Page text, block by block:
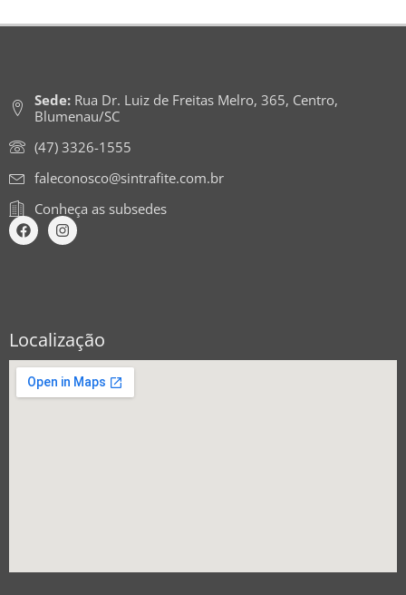
Sede:Rua Dr. Luiz de Freitas Melro, 365, Centro,
Blumenau/SC
(47) 3326-1555
faleconosco@sintrafite.com.br
Conheça as subsedes
Localização